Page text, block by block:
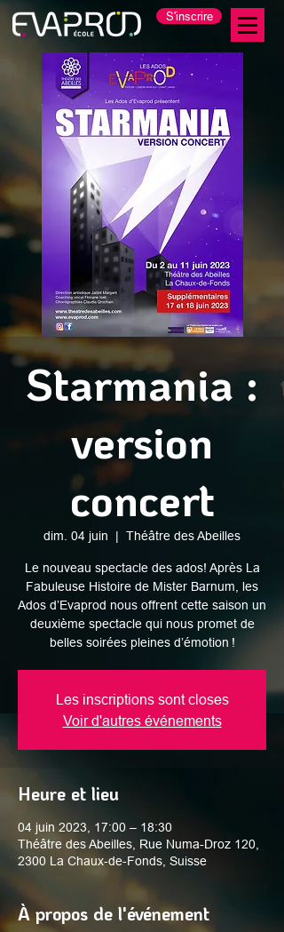
S'inscrire
Starmania :
version
concert
dim. 04 juin
  |
Théâtre des Abeilles
Le nouveau spectacle des ados! Après La
Fabuleuse Histoire de Mister Barnum, les
Ados d’Evaprod nous offrent cette saison un
deuxième spectacle qui nous promet de
belles soirées pleines d’émotion !
Les inscriptions sont closes
Voir d'autres événements
Heure et lieu
04 juin 2023, 17:00 – 18:30
Théâtre des Abeilles, Rue Numa-Droz 120,
2300 La Chaux-de-Fonds, Suisse
À propos de l'événement